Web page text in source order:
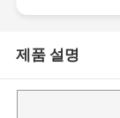
제품 설명